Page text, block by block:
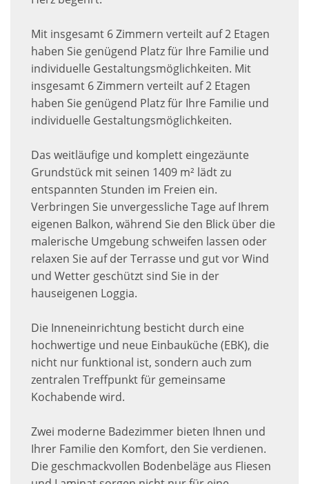
Mit insgesamt 6 Zimmern verteilt auf 2 Etagen
haben Sie genügend Platz für Ihre Familie und
individuelle Gestaltungsmöglichkeiten. Mit
insgesamt 6 Zimmern verteilt auf 2 Etagen
haben Sie genügend Platz für Ihre Familie und
individuelle Gestaltungsmöglichkeiten.
Das weitläufige und komplett eingezäunte
Grundstück mit seinen 1409 m² lädt zu
entspannten Stunden im Freien ein.
Verbringen Sie unvergessliche Tage auf Ihrem
eigenen Balkon, während Sie den Blick über die
malerische Umgebung schweifen lassen oder
relaxen Sie auf der Terrasse und gut vor Wind
und Wetter geschützt sind Sie in der
hauseigenen Loggia.
Die Inneneinrichtung besticht durch eine
hochwertige und neue Einbauküche (EBK), die
nicht nur funktional ist, sondern auch zum
zentralen Treffpunkt für gemeinsame
Kochabende wird.
Zwei moderne Badezimmer bieten Ihnen und
Ihrer Familie den Komfort, den Sie verdienen.
Die geschmackvollen Bodenbeläge aus Fliesen